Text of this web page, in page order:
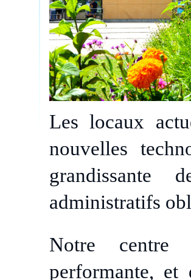
Les locaux
nouvelles
grandissante
administratifs
Notre centre
performante, et